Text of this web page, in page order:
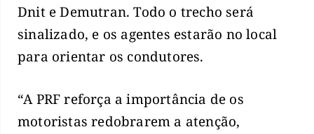
Dnit e Demutran. Todo o trecho será
sinalizado, e os agentes estarão no local
para orientar os condutores.
“A PRF reforça a importância de os
motoristas redobrarem a atenção,